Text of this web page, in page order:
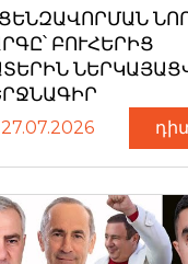
ԲՈՒՀԵՐԻՑ
27.07.2026